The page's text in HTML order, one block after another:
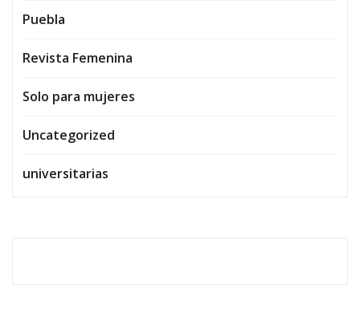
Puebla
Revista Femenina
Solo para mujeres
Uncategorized
universitarias